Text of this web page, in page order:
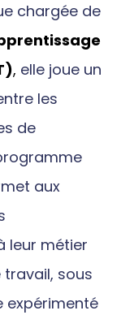
chargée de
, elle joue un
les
de
aux
leur métier
sous
expérimenté